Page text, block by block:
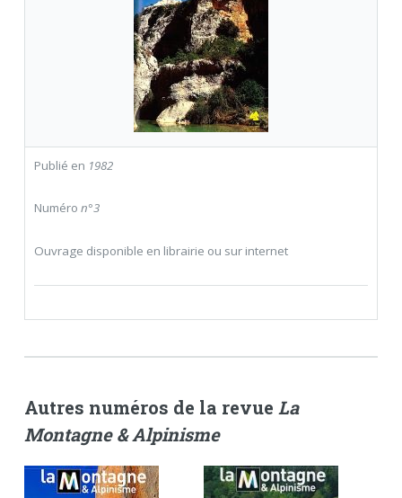
Publié en 1982
Numéro n°3
Ouvrage disponible en librairie ou sur internet
Autres numéros de la revue La
Montagne & Alpinisme